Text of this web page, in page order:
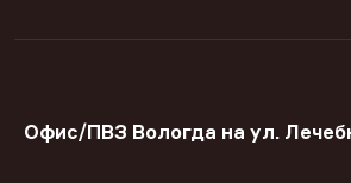
Офис/ПВЗ Вологда на ул.